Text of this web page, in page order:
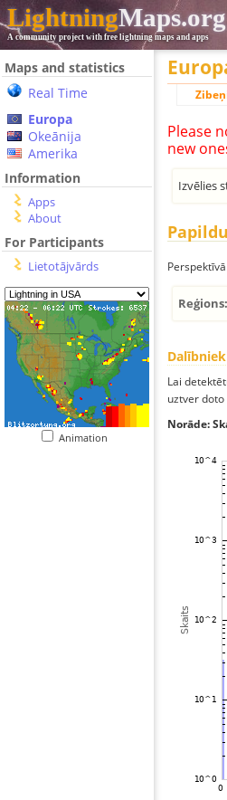
LightningMaps.org
A community project with free lightning maps and apps
Maps and statistics
Real Time
Europa
Okeānija
Amerika
Information
Apps
About
For Participants
Lietotājvārds
Animation
Please
new
Izvēlies
Reģions:
Lai
uztver
Norāde: